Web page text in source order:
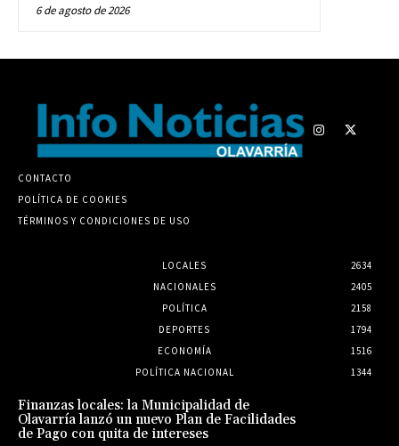
6 de agosto de 2026
CONTACTO
POLÍTICA DE COOKIES
TÉRMINOS Y CONDICIONES DE USO
LOCALES
2634
NACIONALES
2405
POLÍTICA
2158
DEPORTES
1794
ECONOMÍA
1516
POLÍTICA NACIONAL
1344
Finanzas locales: la Municipalidad de
Olavarría lanzó un nuevo Plan de Facilidades
de Pago con quita de intereses